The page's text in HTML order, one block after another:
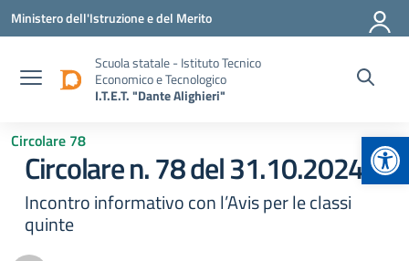
Vai ai contenuti
Vai al menu di navigazione
Vai al footer
Ministero dell'Istruzione e del Merito
Scuola statale - Istituto Tecnico
Economico e Tecnologico
I.T.E.T. "Dante Alighieri"
Circolare 78
Circolare n. 78 del 31.10.2024
Incontro informativo con l’Avis per le classi
quinte